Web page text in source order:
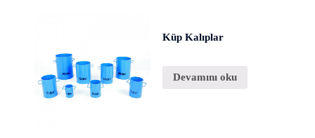
Küp Kalıplar
Devamını oku